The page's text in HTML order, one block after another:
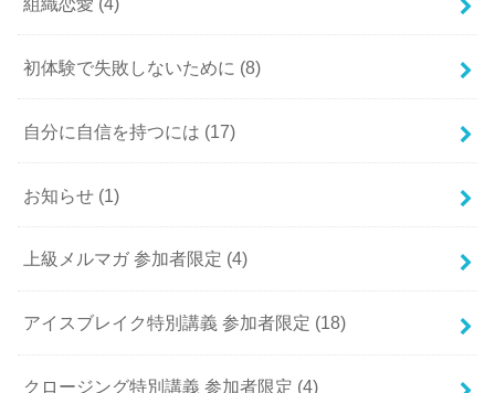
初体験で失敗しないために (8)
自分に自信を持つには (17)
お知らせ (1)
上級メルマガ 参加者限定 (4)
アイスブレイク特別講義 参加者限定 (18)
クロージング特別講義 参加者限定 (4)